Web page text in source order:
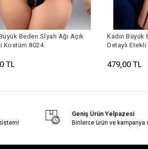
Beden Sİyah Ağı Açık
Kostüm 8024
TL
Kadın Büyük
Detaylı
479,00 TL
Geniş Ürün Yelpazesi
Binlerce ürün ve kampanya